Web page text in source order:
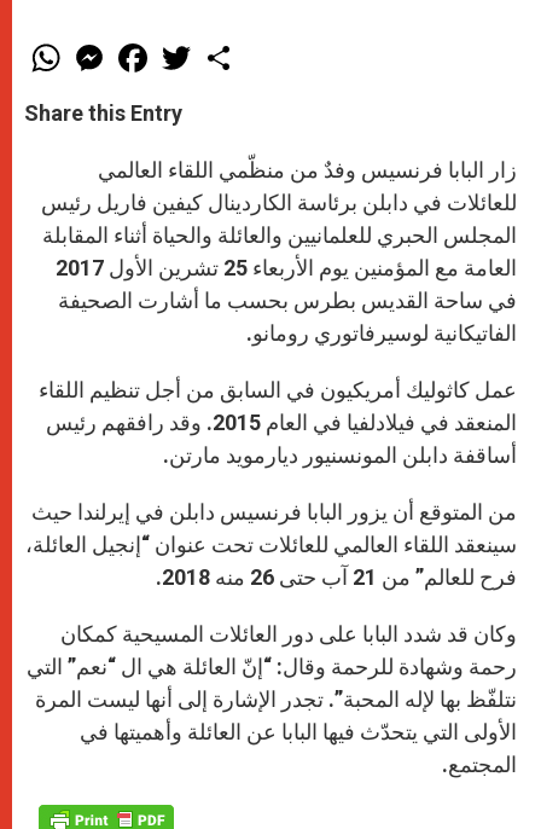
W
h
t
s
M
e
s
e
e
r
F
a
e
b
o
k
w
r
Share this Entry
زار البابا فرنسيس وفدٌ من منظّمي اللقاء العالمي
للعائلات في دابلن برئاسة الكاردينال كيفين فاريل رئيس
المجلس الحبري للعلمانيين والعائلة والحياة أثناء المقابلة
العامة مع المؤمنين يوم الأربعاء 25 تشرين الأول 2017
في ساحة القديس بطرس بحسب ما أشارت الصحيفة
الفاتيكانية لوسيرفاتوري رومانو.
عمل كاثوليك أمريكيون في السابق من أجل تنظيم اللقاء
المنعقد في فيلادلفيا في العام 2015. وقد رافقهم رئيس
أساقفة دابلن المونسنيور ديارمويد مارتن.
من المتوقع أن يزور البابا فرنسيس دابلن في إيرلندا حيث
سينعقد اللقاء العالمي للعائلات تحت عنوان “إنجيل العائلة،
فرح للعالم” من 21 آب حتى 26 منه 2018.
وكان قد شدد البابا على دور العائلات المسيحية كمكان
رحمة وشهادة للرحمة وقال: “إنّ العائلة هي ال “نعم” التي
نتلفّظ بها لإله المحبة”. تجدر الإشارة إلى أنها ليست المرة
الأولى التي يتحدّث فيها البابا عن العائلة وأهميتها في
المجتمع.